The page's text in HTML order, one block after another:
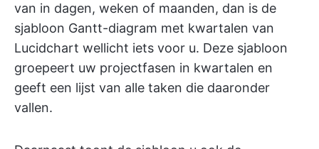
van in dagen, weken of maanden, dan is de
sjabloon Gantt-diagram met kwartalen van
Lucidchart wellicht iets voor u. Deze sjabloon
groepeert uw projectfasen in kwartalen en
geeft een lijst van alle taken die daaronder
vallen.